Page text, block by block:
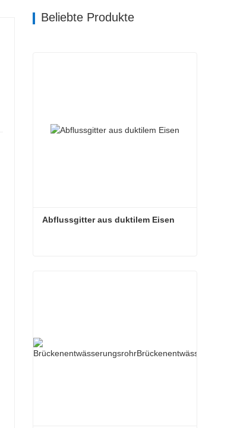
Beliebte Produkte
Abflussgitter aus duktilem Eisen